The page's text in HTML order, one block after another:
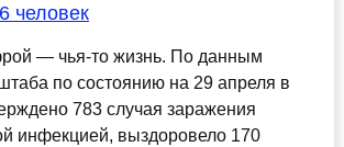
человек
— чья-то жизнь. По данным
по состоянию на 29 апреля в
783 случая заражения
инфекцией, выздоровело 170